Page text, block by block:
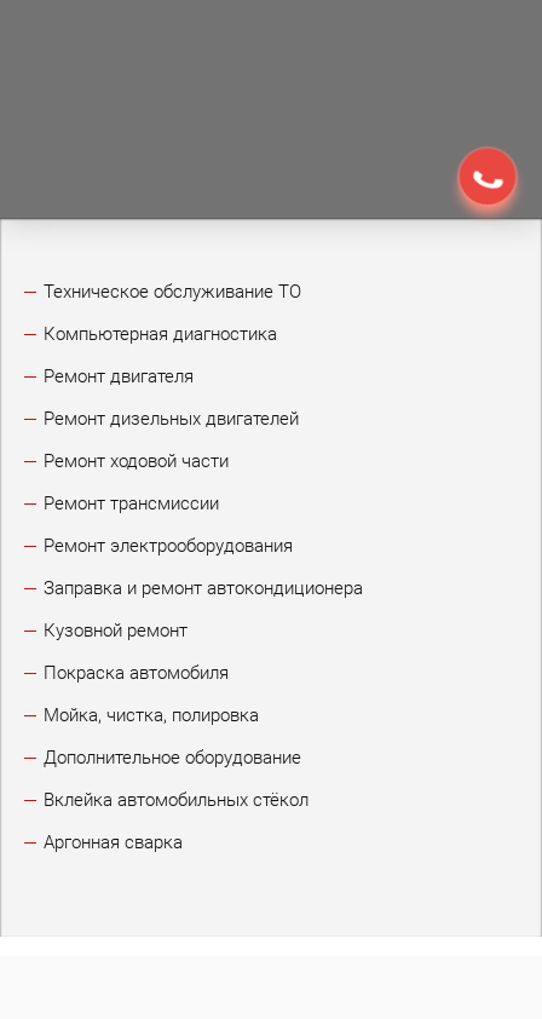
Техническое обслуживание ТО
Компьютерная диагностика
Ремонт двигателя
Ремонт дизельных двигателей
Ремонт ходовой части
Ремонт трансмиссии
Ремонт электрооборудования
Заправка и ремонт автокондиционера
Кузовной ремонт
Покраска автомобиля
Мойка, чистка, полировка
Дополнительное оборудование
Вклейка автомобильных стёкол
Аргонная сварка